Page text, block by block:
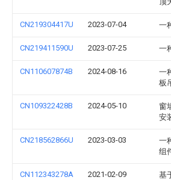
CN219304417U 2023-07-04 一
CN219411590U 2023-07-25 一
CN110607874B 2024-08-16
一
板
CN109322428B 2024-05-10
窗
安
CN218562866U 2023-03-03
一
组
CN112343278A 2021-02-09
基